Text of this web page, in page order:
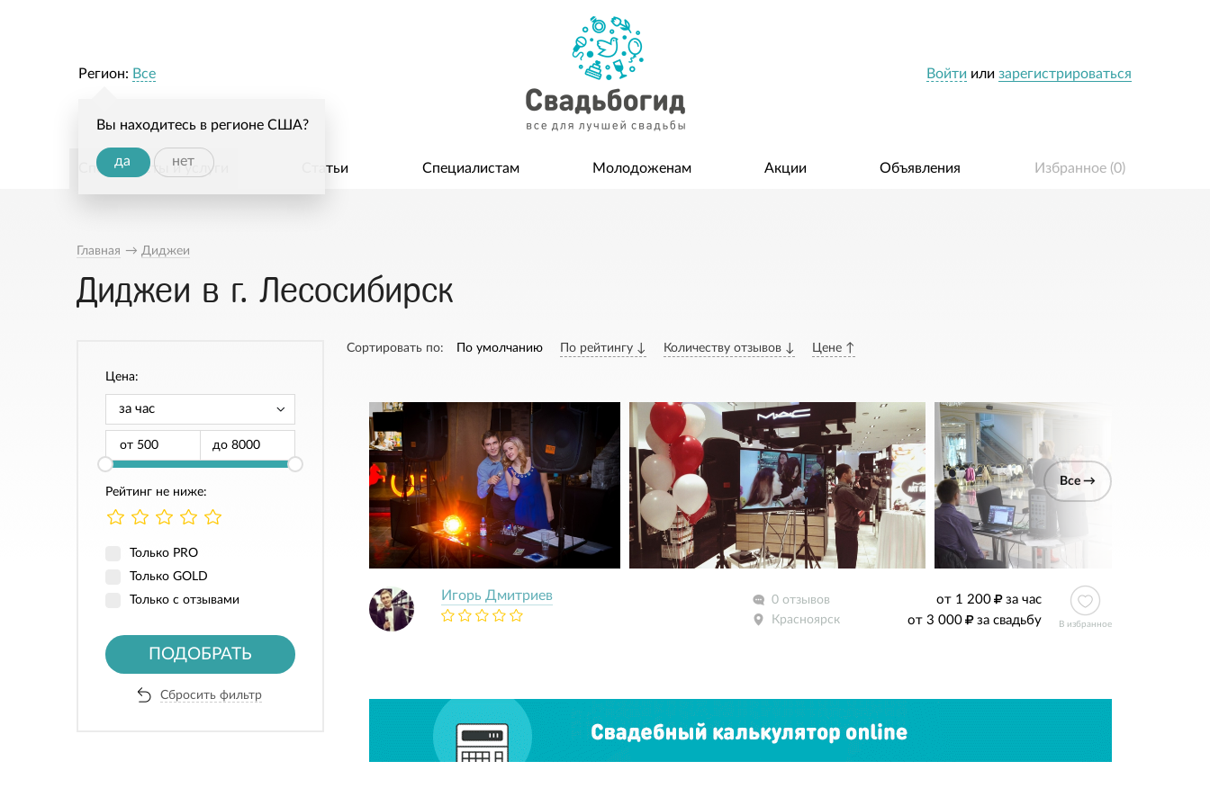
Войти или зарегистрироваться
Регион: Все
Вы находитесь в регионе США?
да нет
Специалисты и услуги Статьи Специалистам Молодоженам Акции Объявления Избранное (0)
Главная → Диджеи
Диджеи в г. Лесосибирск
Цена:
от до
Рейтинг не ниже:
Только PRO
Только GOLD
Только с отзывами
ПОДОБРАТЬ
Сбросить фильтр
Сортировать по: По умолчанию По рейтингу ↓ Количеству отзывов ↓ Цене ↑
Все →
Игорь Дмитриев
0 отзывов
Красноярск
от 1 200
за час
от 3 000
за свадьбу В избранное